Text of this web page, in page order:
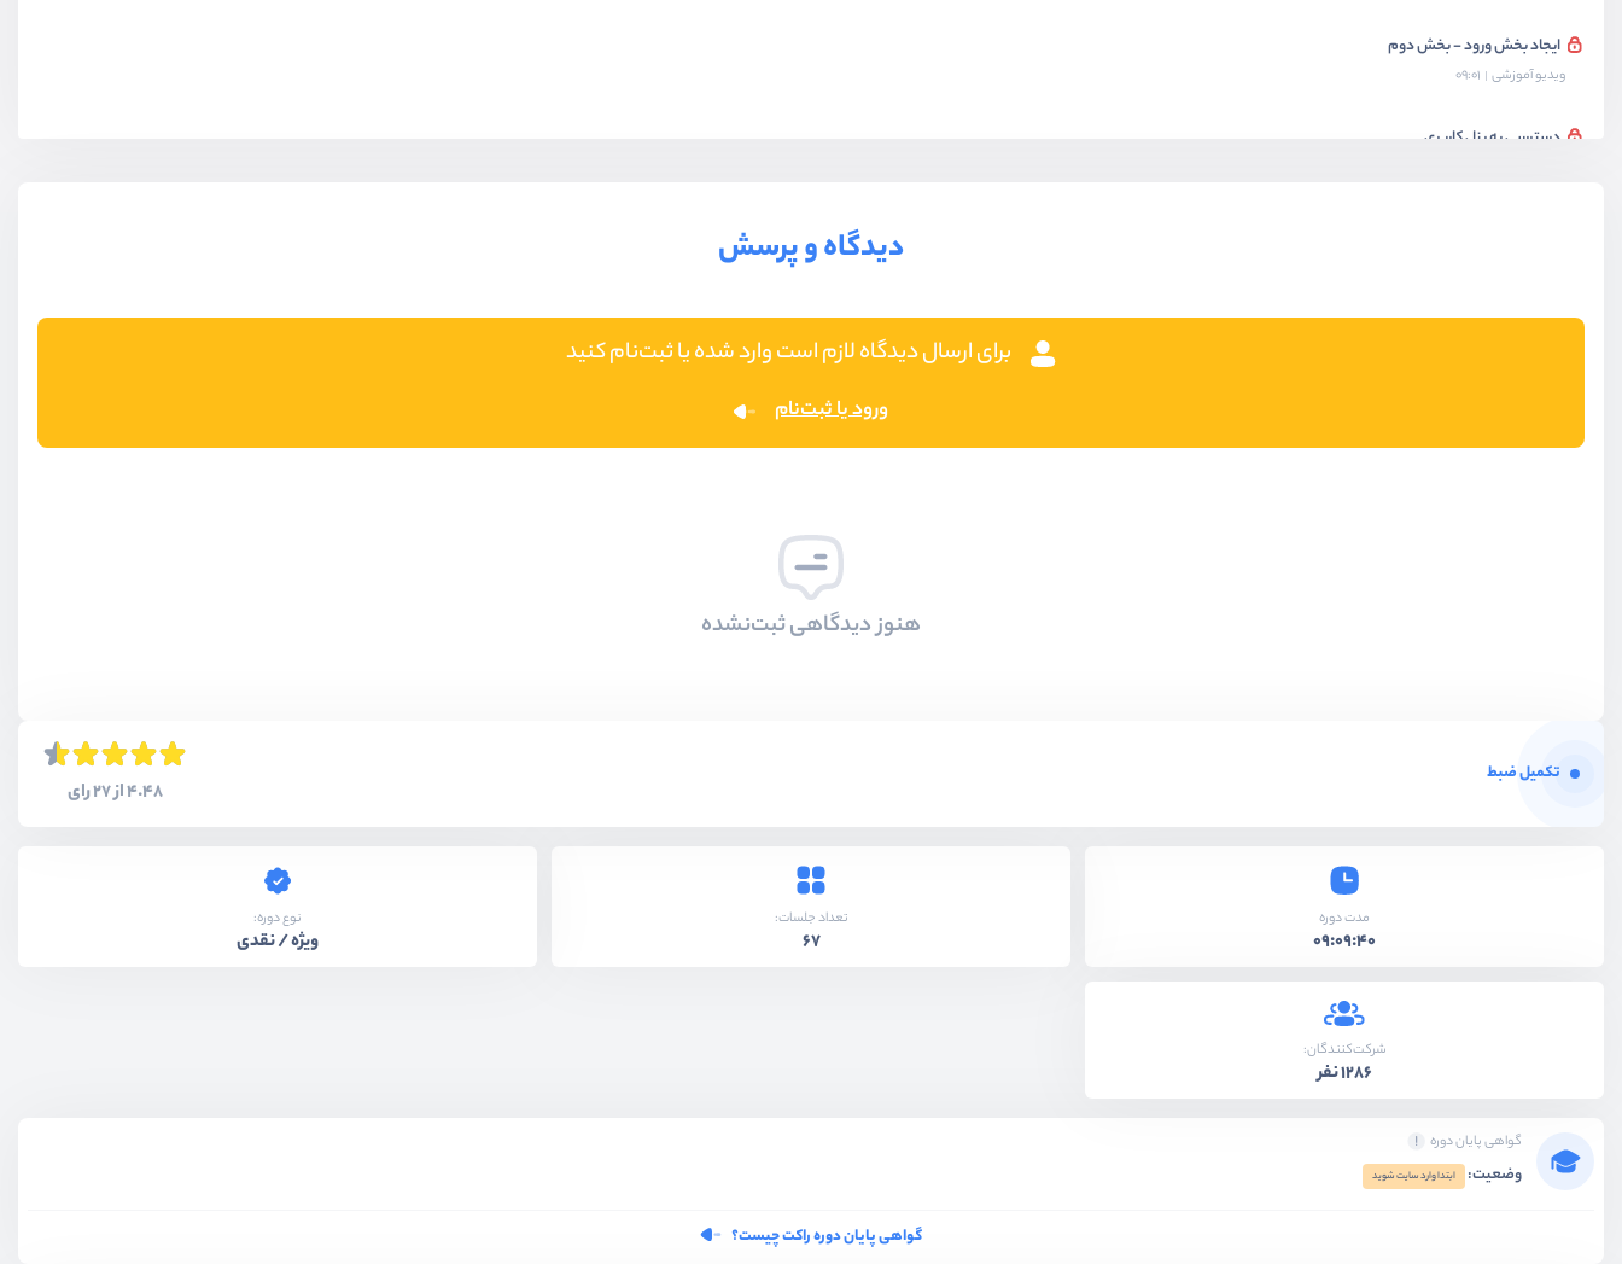
ایجاد بخش ورود - بخش دوم
ویدیو آموزشی 09:01
دسترسی به پنل کاربری
سخن پایانی
دیدگاه و پرسش
برای ارسال دیدگاه لازم است وارد شده یا ثبت‌نام کنید
ورود یا ثبت‌نام
هنوز دیدگاهی ثبت‌نشده
تکمیل ضبط
4.48 از 27 رای
مدت دوره
09:09:40
تعداد جلسات:
67
نوع دوره:
ویژه / نقدی
شرکت‌کنندگان:
1286 نفر
گواهی پایان دوره
وضعیت: ابتدا وارد سایت شوید
گواهی پایان دوره راکت چیست؟